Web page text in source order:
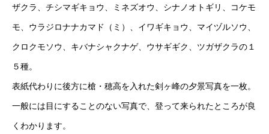
ザクラ、チシマギキョウ、ミネズオウ、シナノオトギリ、コケモ
モ、ウラジロナナカマド（ミ）、イワギキョウ、マイヅルソウ、
クロクモソウ、キバナシャクナゲ、ウサギギク、ツガザクラの１
５種。
表紙代わりに後方に槍・穂高を入れた剣ヶ峰の夕景写真を一枚。
一般には目にすることのない写真で、登って来られたところが良
くわかります。